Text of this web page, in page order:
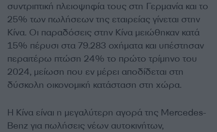
συντριπτική πλειοψηφία τους στη Γερμανία και το
25% των πωλήσεων της εταιρείας γίνεται στην
Κίνα. Οι παραδόσεις στην Κίνα μειώθηκαν κατά
15% πέρυσι στα 79.283 οχήματα και υπέστησαν
περαιτέρω πτώση 24% το πρώτο τρίμηνο του
2024, μείωση που εν μέρει αποδίδεται στη
δύσκολη οικονομική κατάσταση στη χώρα.
Η Κίνα είναι η μεγαλύτερη αγορά της Mercedes-
Benz για πωλήσεις νέων αυτοκινήτων,